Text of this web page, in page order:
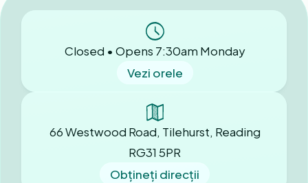
Closed • Opens 7:30am Monday
Vezi orele
66 Westwood Road, Tilehurst, Reading
RG31 5PR
Obțineți direcții